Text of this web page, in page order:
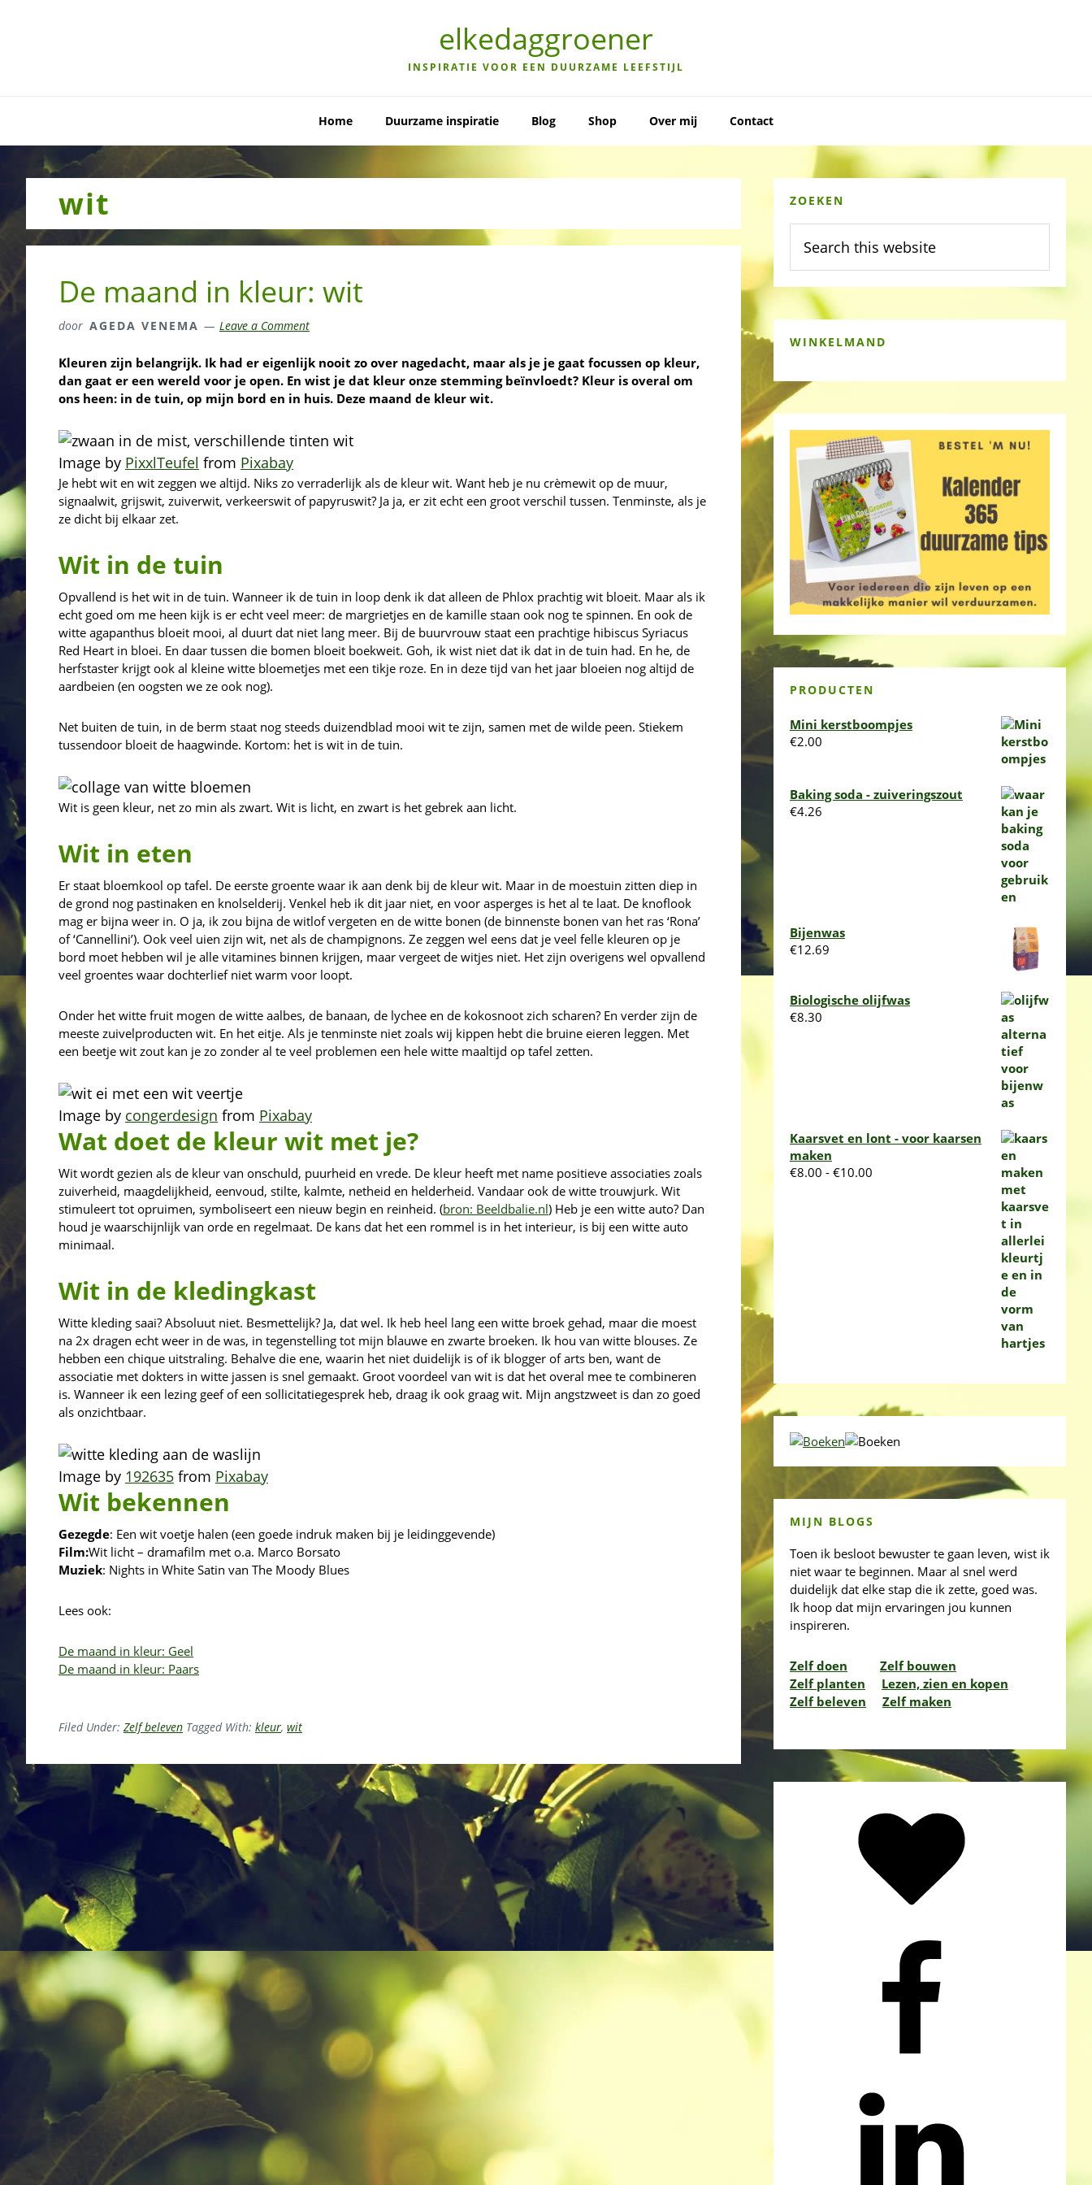
elkedaggroener
INSPIRATIE VOOR EEN DUURZAME LEEFSTIJL
Home Duurzame inspiratie Blog Shop Over mij Contact
wit
De maand in kleur: wit
door AGEDA VENEMA Leave a Comment
Kleuren zijn belangrijk. Ik had er eigenlijk nooit zo over nagedacht, maar als je je gaat focussen op kleur,
dan gaat er een wereld voor je open. En wist je dat kleur onze stemming beïnvloedt? Kleur is overal om
ons heen: in de tuin, op mijn bord en in huis. Deze maand de kleur wit.
Image by PixxlTeufel from Pixabay
Je hebt wit en wit zeggen we altijd. Niks zo verraderlijk als de kleur wit. Want heb je nu crèmewit op de muur,
signaalwit, grijswit, zuiverwit, verkeerswit of papyruswit? Ja ja, er zit echt een groot verschil tussen. Tenminste, als je
ze dicht bij elkaar zet.
Wit in de tuin
Opvallend is het wit in de tuin. Wanneer ik de tuin in loop denk ik dat alleen de Phlox prachtig wit bloeit. Maar als ik
echt goed om me heen kijk is er echt veel meer: de margrietjes en de kamille staan ook nog te spinnen. En ook de
witte agapanthus bloeit mooi, al duurt dat niet lang meer. Bij de buurvrouw staat een prachtige hibiscus Syriacus
Red Heart in bloei. En daar tussen die bomen bloeit boekweit. Goh, ik wist niet dat ik dat in de tuin had. En he, de
herfstaster krijgt ook al kleine witte bloemetjes met een tikje roze. En in deze tijd van het jaar bloeien nog altijd de
aardbeien (en oogsten we ze ook nog).
Net buiten de tuin, in de berm staat nog steeds duizendblad mooi wit te zijn, samen met de wilde peen. Stiekem
tussendoor bloeit de haagwinde. Kortom: het is wit in de tuin.
Wit is geen kleur, net zo min als zwart. Wit is licht, en zwart is het gebrek aan licht.
Wit in eten
Er staat bloemkool op tafel. De eerste groente waar ik aan denk bij de kleur wit. Maar in de moestuin zitten diep in
de grond nog pastinaken en knolselderij. Venkel heb ik dit jaar niet, en voor asperges is het al te laat. De knoflook
mag er bijna weer in. O ja, ik zou bijna de witlof vergeten en de witte bonen (de binnenste bonen van het ras ‘Rona’
of ‘Cannellini’). Ook veel uien zijn wit, net als de champignons. Ze zeggen wel eens dat je veel felle kleuren op je
bord moet hebben wil je alle vitamines binnen krijgen, maar vergeet de witjes niet. Het zijn overigens wel opvallend
veel groentes waar dochterlief niet warm voor loopt.
Onder het witte fruit mogen de witte aalbes, de banaan, de lychee en de kokosnoot zich scharen? En verder zijn de
meeste zuivelproducten wit. En het eitje. Als je tenminste niet zoals wij kippen hebt die bruine eieren leggen. Met
een beetje wit zout kan je zo zonder al te veel problemen een hele witte maaltijd op tafel zetten.
Image by congerdesign from Pixabay
Wat doet de kleur wit met je?
Wit wordt gezien als de kleur van onschuld, puurheid en vrede. De kleur heeft met name positieve associaties zoals
zuiverheid, maagdelijkheid, eenvoud, stilte, kalmte, netheid en helderheid. Vandaar ook de witte trouwjurk. Wit
stimuleert tot opruimen, symboliseert een nieuw begin en reinheid. (bron: Beeldbalie.nl) Heb je een witte auto? Dan
houd je waarschijnlijk van orde en regelmaat. De kans dat het een rommel is in het interieur, is bij een witte auto
minimaal.
Wit in de kledingkast
Witte kleding saai? Absoluut niet. Besmettelijk? Ja, dat wel. Ik heb heel lang een witte broek gehad, maar die moest
na 2x dragen echt weer in de was, in tegenstelling tot mijn blauwe en zwarte broeken. Ik hou van witte blouses. Ze
hebben een chique uitstraling. Behalve die ene, waarin het niet duidelijk is of ik blogger of arts ben, want de
associatie met dokters in witte jassen is snel gemaakt. Groot voordeel van wit is dat het overal mee te combineren
is. Wanneer ik een lezing geef of een sollicitatiegesprek heb, draag ik ook graag wit. Mijn angstzweet is dan zo goed
als onzichtbaar.
Image by 192635 from Pixabay
Wit bekennen
Gezegde: Een wit voetje halen (een goede indruk maken bij je leidinggevende)
Film:Wit licht – dramafilm met o.a. Marco Borsato
Muziek: Nights in White Satin van The Moody Blues
Lees ook:
De maand in kleur: Geel
De maand in kleur: Paars
Filed Under: Zelf beleven Tagged With: kleur, wit
Primary
Sidebar
ZOEKEN
this
website
WINKELMAND
PRODUCTEN
Mini kerstboompjes
€2.00
Baking soda - zuiveringszout
€4.26
Bijenwas
€12.69
Biologische olijfwas
€8.30
Kaarsvet en lont - voor kaarsen
maken
€8.00 - €10.00
MIJN BLOGS
Toen ik besloot bewuster te gaan leven, wist ik
niet waar te beginnen. Maar al snel werd
duidelijk dat elke stap die ik zette, goed was.
Ik hoop dat mijn ervaringen jou kunnen
inspireren.
Zelf doen
Zelf bouwen
Zelf planten
Lezen, zien en kopen
Zelf beleven
Zelf maken